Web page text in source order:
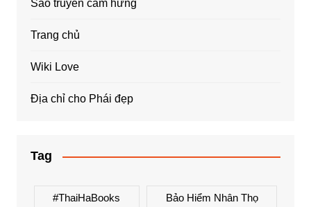
Sao truyền cảm hứng
Trang chủ
Wiki Love
Địa chỉ cho Phái đẹp
Tag
#ThaiHaBooks Bảo Hiểm Nhân Thọ